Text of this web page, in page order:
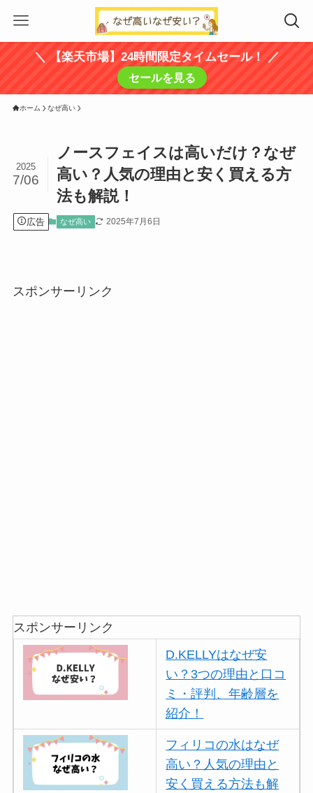
＼ 【楽天市場】24時間限定タイムセール！ ／
セールを見る
ホーム なぜ高い
ノースフェイスは高いだけ？なぜ
高い？人気の理由と安く買える方
法も解説！
2025
7/06
広告 なぜ高い 2025年7月6日
スポンサーリンク
スポンサーリンク
D.KELLYはなぜ安
い？3つの理由と口コ
ミ・評判、年齢層を
紹介！
フィリコの水はなぜ
高い？人気の理由と
安く買える方法も解